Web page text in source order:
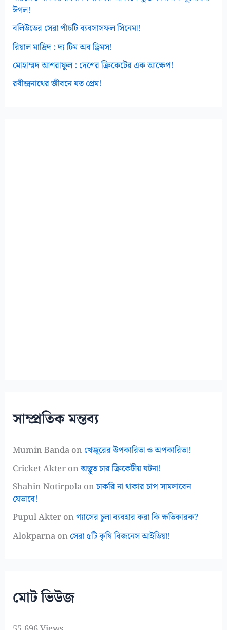
ঈগল!
বলিউডের সেরা পাঁচটি ব্যবসাসফল সিনেমা!
রিয়াল মাদ্রিদ : দ্য টিম অব ড্রিমস!
মোহাম্মদ আশরাফুল : দেশের ক্রিকেটের এক আক্ষেপ!
রবীন্দ্রনাথের জীবনে যত প্রেম!
সাম্প্রতিক মন্তব্য
Mumin Bandaon খেজুরের উপকারিতা ও অপকারিতা!
Cricket Akteronঅদ্ভুত চার ক্রিকেটীয় ঘটনা!
Shahin Notirpolaonচাকরি না থাকার চাপ সামলাবেন
যেভাবে!
Pupul Akteronগ্যাসের চুলা ব্যবহার করা কি ক্ষতিকারক?
Alokparnaon সেরা ৫টি কৃষি বিজনেস আইডিয়া!
মোট ভিউজ